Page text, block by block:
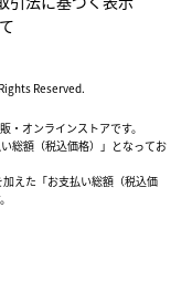
Reserved.
・オンラインストアです。
総額（税込価格）」となってお
えた「お支払い総額（税込価